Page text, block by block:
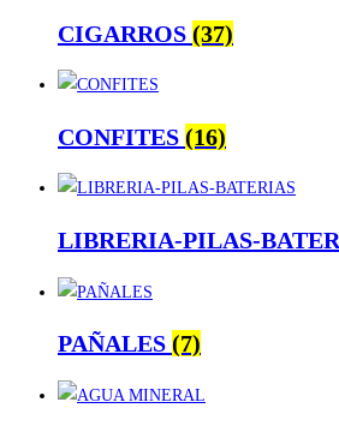
CIGARROS (37)
CONFITES (16)
LIBRERIA-PILAS-
PAÑALES (7)